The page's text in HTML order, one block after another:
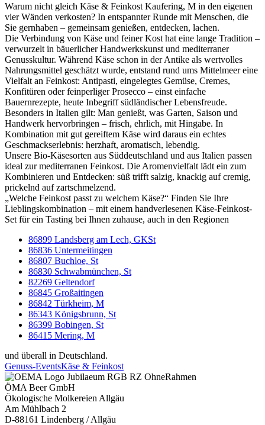
Warum nicht gleich Käse & Feinkost Kaufering, M in den eigenen
vier Wänden verkosten? In entspannter Runde mit Menschen, die
Sie gernhaben – gemeinsam genießen, entdecken, lachen.
Die Verbindung von Käse und feiner Kost hat eine lange Tradition –
verwurzelt in bäuerlicher Handwerkskunst und mediterraner
Genusskultur. Während Käse schon in der Antike als wertvolles
Nahrungsmittel geschätzt wurde, entstand rund ums Mittelmeer eine
Vielfalt an Feinkost: Antipasti, eingelegtes Gemüse, Cremes,
Konfitüren oder feinperliger Prosecco – einst einfache
Bauernrezepte, heute Inbegriff südländischer Lebensfreude.
Besonders in Italien gilt: Man genießt, was Garten, Saison und
Handwerk hervorbringen – frisch, ehrlich, mit Hingabe. In
Kombination mit gut gereiftem Käse wird daraus ein echtes
Geschmackserlebnis: herzhaft, aromatisch, lebendig.
Unsere Bio-Käsesorten aus Süddeutschland und aus Italien passen
ideal zur mediterranen Feinkost. Die Aromenvielfalt lädt ein zum
Kombinieren und Entdecken: süß trifft salzig, knackig auf cremig,
prickelnd auf zartschmelzend.
„Welche Feinkost passt zu welchem Käse?“ Finden Sie Ihre
Lieblingskombination – mit einem handverlesenen Käse-Feinkost-
Set für ein Tasting bei Ihnen zuhause, auch in den Regionen
86899 Landsberg am Lech, GKSt
86836 Untermeitingen
86807 Buchloe, St
86830 Schwabmünchen, St
82269 Geltendorf
86845 Großaitingen
86842 Türkheim, M
86343 Königsbrunn, St
86399 Bobingen, St
86415 Mering, M
und überall in Deutschland.
Genuss-EventsKäse & Feinkost
ÖMA Beer GmbH
Ökologische Molkereien Allgäu
Am Mühlbach 2
D-88161 Lindenberg / Allgäu